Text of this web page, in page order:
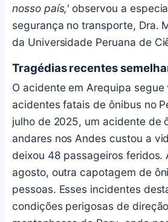
nosso país,' observou a
segurança no transporte, Dra.
da Universidade Peruana de
Tragédias recentes
O acidente em Arequipa segue
acidentes fatais de ônibus no
julho de 2025, um acidente de
andares nos Andes custou a
deixou 48 passageiros feridos.
agosto, outra capotagem de
pessoas. Esses incidentes
condições perigosas de